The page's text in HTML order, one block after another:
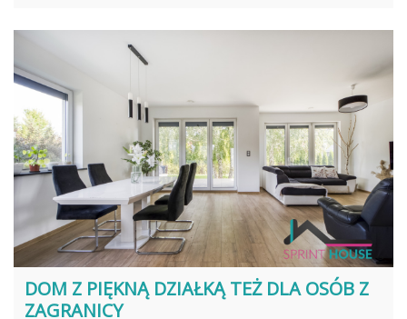
DOM Z PIĘKNĄ DZIAŁKĄ TEŻ DLA OSÓB Z
ZAGRANICY